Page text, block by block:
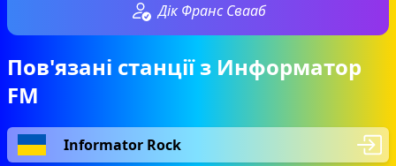
Дік Франс Свааб
Пов'язані станції з Информатор
FM
Informator Rock